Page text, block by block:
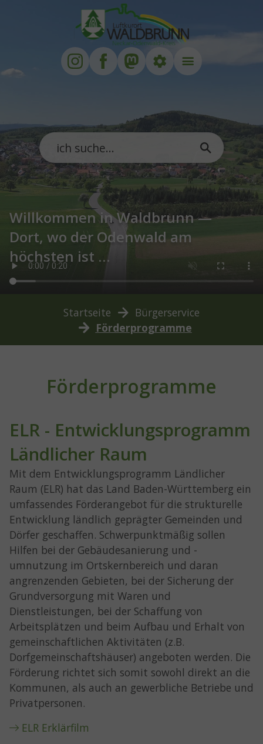
Zum Hauptinhalt springen
Zum Footer springen
Willkommen in Waldbrunn —
Dort, wo der Odenwald am
höchsten ist …
You are here:Startseite
Bürgerservice
Förderprogramme
Förderprogramme
ELR - Entwicklungsprogramm
Ländlicher Raum
Mit dem Entwicklungsprogramm Ländlicher
Raum (ELR) hat das Land Baden-Württemberg ein
umfassendes Förderangebot für die strukturelle
Entwicklung ländlich geprägter Gemeinden und
Dörfer geschaffen. Schwerpunktmäßig sollen
Hilfen bei der Gebäudesanierung und -
umnutzung im Ortskernbereich und daran
angrenzenden Gebieten, bei der Sicherung der
Grundversorgung mit Waren und
Dienstleistungen, bei der Schaffung von
Arbeitsplätzen und beim Aufbau und Erhalt von
gemeinschaftlichen Aktivitäten (z.B.
Dorfgemeinschaftshäuser) angeboten werden. Die
Förderung richtet sich somit sowohl direkt an die
Kommunen, als auch an gewerbliche Betriebe und
Privatpersonen.
ELR Erklärfilm